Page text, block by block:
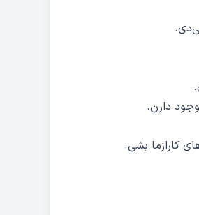
دارن.
کارازما بشی.